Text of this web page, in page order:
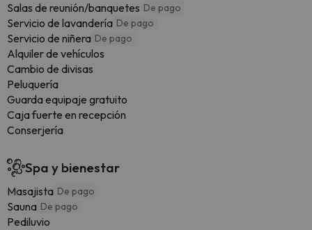
Salas de reunión/banquetes De pago
Servicio de lavandería De pago
Servicio de niñera De pago
Alquiler de vehículos
Cambio de divisas
Peluquería
Guarda equipaje gratuito
Caja fuerte en recepción
Conserjería
Spa y bienestar
Masajista De pago
Sauna De pago
Pediluvio